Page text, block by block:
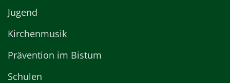
Jugend
Kirchenmusik
Prävention im Bistum
Schulen